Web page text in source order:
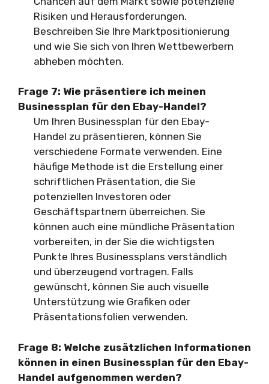
Risiken und Herausforderungen.
Beschreiben Sie Ihre Marktpositionierung
und wie Sie sich von Ihren Wettbewerbern
abheben möchten.
Frage 7: Wie präsentiere ich meinen
Businessplan für den Ebay-Handel?
Um Ihren Businessplan für den Ebay-
Handel zu präsentieren, können Sie
verschiedene Formate verwenden. Eine
häufige Methode ist die Erstellung einer
schriftlichen Präsentation, die Sie
potenziellen Investoren oder
Geschäftspartnern überreichen. Sie
können auch eine mündliche Präsentation
vorbereiten, in der Sie die wichtigsten
Punkte Ihres Businessplans verständlich
und überzeugend vortragen. Falls
gewünscht, können Sie auch visuelle
Unterstützung wie Grafiken oder
Präsentationsfolien verwenden.
Frage 8: Welche zusätzlichen Informationen
können in einen Businessplan für den Ebay-
Handel aufgenommen werden?